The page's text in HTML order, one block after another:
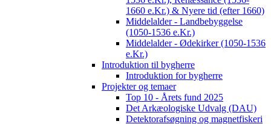
1660 e.Kr.) & Nyere tid (efter 1660)
Middelalder - Landbebyggelse
(1050-1536 e.Kr.)
Middelalder - Ødekirker (1050-1536
e.Kr.)
Introduktion til bygherre
Introduktion for bygherre
Projekter og temaer
Top 10 - Årets fund 2025
Det Arkæologiske Udvalg (DAU)
Detektorafsøgning og magnetfiskeri